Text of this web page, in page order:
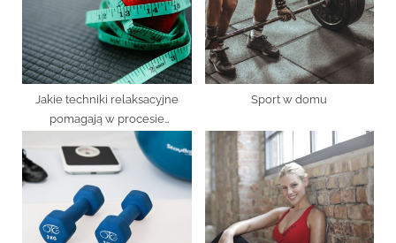
Jakie techniki relaksacyjne
pomagają w procesie
regeneracji?
Sport w domu